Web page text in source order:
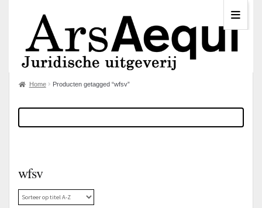
Home Producten getagged “wfsv”
wfsv